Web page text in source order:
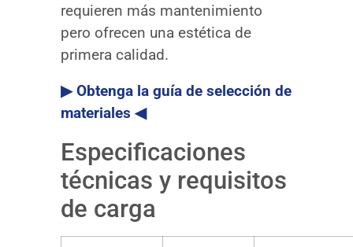
requieren más mantenimiento
pero ofrecen una estética de
primera calidad.
▶ Obtenga la guía de selección de
materiales ◀
Especificaciones
técnicas y requisitos
de carga